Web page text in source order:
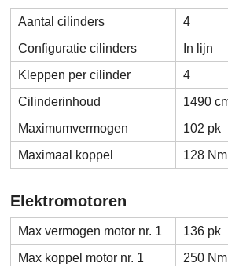
Aantal cilinders
4
Configuratie cilinders
In lijn
Kleppen per cilinder
4
Cilinderinhoud
1490
Maximumvermogen
102 pk
Maximaal koppel
128 Nm
Elektromotoren
Max vermogen motor nr. 1
136 pk
Max koppel motor nr. 1
250 Nm